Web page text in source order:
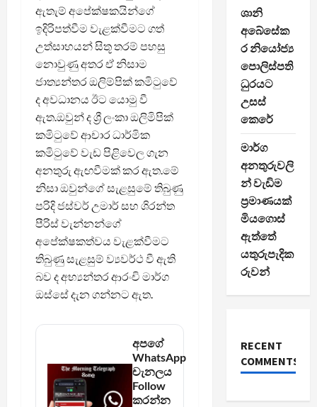
ඇතැම් අපේක්ෂකයින්ගේ
ඉදිරිපත්වීම වැළක්වීමට ගත්
උත්සාහයන් සිතූ තරම් පහසු
නොවුණු අතර ඒ නිසාම
ජාත්‍යන්තර ඔලිම්පික් කමිටුවේ
ද අවධානය ඊට යොමු වී
ඇත.ඔවුන් ද ශ්‍රී ලංකා ඔලිමිපික්
කමිටුවේ ආචාර ධාර්මික
කමිටුවේ වැඩ පිළිවෙල ගැන
අනතුරු ඇඟවීමක් කර ඇත.මේ
නිසා ඔවුන්ගේ සැළසුමේ තිබුණු
පරිදි ජස්වර් උමාර් සහ ශිරන්ත
පීරිස් වැන්නන්ගේ
අපේක්ෂකත්වය වැළක්වීමට
තිබුණු සැළසුම් ව්‍යවර්ථ වී ඇති
බව ද අභ්‍යන්තර ආරංචි මාර්ග
ඔස්සේ දැන ගන්නට ඇත.
අපගේ
WhatsApp
චැනලය
Follow
කරන්න
ශානි
අබේසේක
ර නියෝජ්‍ය
පොලිස්පති
ධුරයට
උසස්
කෙරේ
මාර්ග
අනතුරුවලි
න් වැඩිම
ප්‍රමාණයක්
මියගොස්
ඇත්තේ
යතුරුපැදික
රුවන්
RECENT
COMMENTS